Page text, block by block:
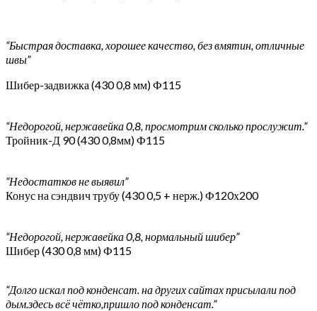
“Быстрая доставка, хорошее качество, без вмятин, отличные
швы”
Шибер-задвижка (430 0,8 мм) Ф115
“Недорогой, нержавейка 0,8, просмотрим сколько прослужит.”
Тройник-Д 90 (430 0,8мм) Ф115
“Недостатков не выявил”
Конус на сэндвич трубу (430 0,5 + нерж.) Ф120х200
“Недорогой, нержавейка 0,8, нормальный шибер”
Шибер (430 0,8 мм) Ф115
“Долго искал под конденсат. на других сайтах присылали под
дым.здесь всё чётко,пришло под конденсат.”